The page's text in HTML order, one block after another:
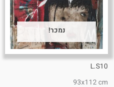
נמכר!
L.S10
93x112 cm